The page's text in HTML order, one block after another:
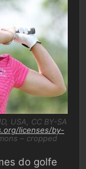
USA, CC BY-SA
licenses/by-
– cropped
do golfe